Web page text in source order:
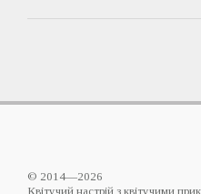
© 2014—2026
Квітучий настрій з квітучими